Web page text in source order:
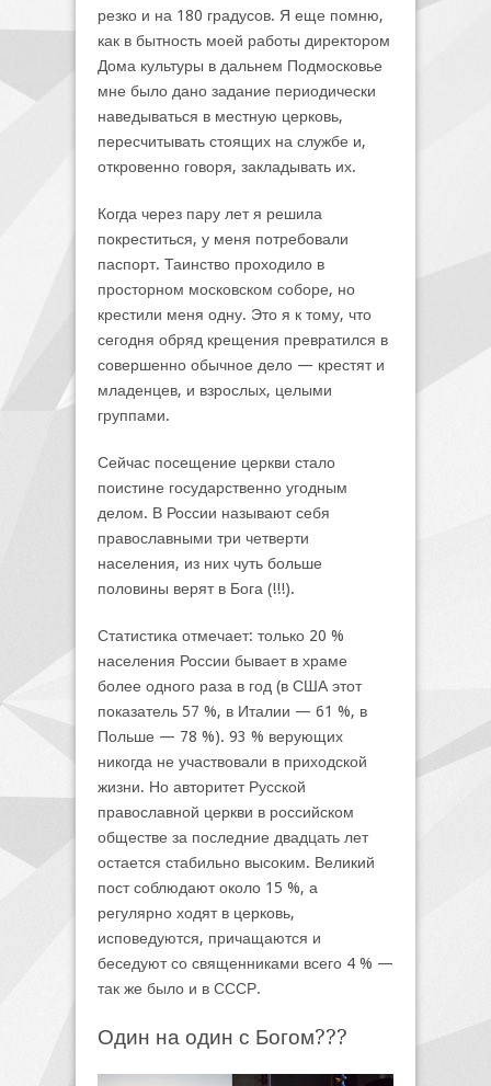
резко и на 180 градусов. Я еще помню,
как в бытность моей работы директором
Дома культуры в дальнем Подмосковье
мне было дано задание периодически
наведываться в местную церковь,
пересчитывать стоящих на службе и,
откровенно говоря, закладывать их.
Когда через пару лет я решила
покреститься, у меня потребовали
паспорт. Таинство проходило в
просторном московском соборе, но
крестили меня одну. Это я к тому, что
сегодня обряд крещения превратился в
совершенно обычное дело — крестят и
младенцев, и взрослых, целыми
группами.
Сейчас посещение церкви стало
поистине государственно угодным
делом. В России называют себя
православными три четверти
населения, из них чуть больше
половины верят в Бога (!!!).
Статистика отмечает: только 20 %
населения России бывает в храме
более одного раза в год (в США этот
показатель 57 %, в Италии — 61 %, в
Польше — 78 %). 93 % верующих
никогда не участвовали в приходской
жизни. Но авторитет Русской
православной церкви в российском
обществе за последние двадцать лет
остается стабильно высоким. Великий
пост соблюдают около 15 %, а
регулярно ходят в церковь,
исповедуются, причащаются и
беседуют со священниками всего 4 % —
так же было и в СССР.
Один на один с Богом???